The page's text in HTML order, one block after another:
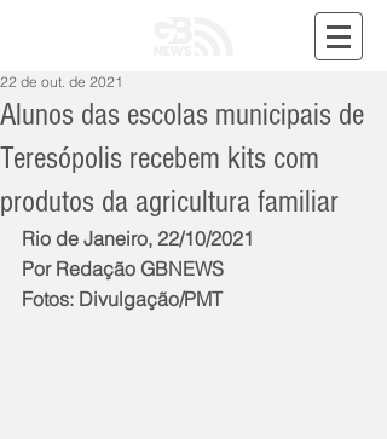
Alunos das escolas municipais de
Teresópolis recebem kits com
produtos da agricultura familiar
22 de out. de 2021
Rio de Janeiro, 22/10/2021
Por Redação GBNEWS
Fotos: Divulgação/PMT